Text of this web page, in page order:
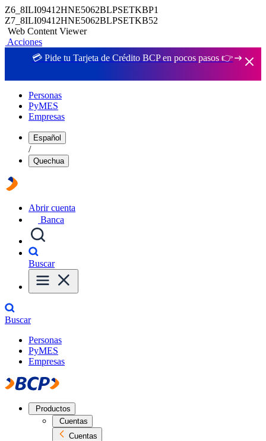
Z6_8ILI09412HNE5062BLPSETKBP1
Z7_8ILI09412HNE5062BLPSETKB52
Web Content Viewer
Acciones
💳 Pide tu Tarjeta de Crédito BCP en pocos pasos 👉
Personas
PyMES
Empresas
Español
/
Quechua
Abrir cuenta
Banca
Buscar
Buscar
Personas
PyMES
Empresas
Productos
Cuentas
Cuentas